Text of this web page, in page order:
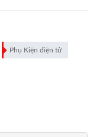
Phụ Kiện điện tử